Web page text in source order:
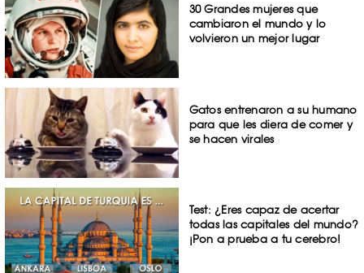
30 Grandes mujeres que
cambiaron el mundo y lo
volvieron un mejor lugar
Gatos entrenaron a su humano
para que les diera de comer y
se hacen virales
Test: ¿Eres capaz de acertar
todas las capitales del mundo?
¡Pon a prueba a tu cerebro!